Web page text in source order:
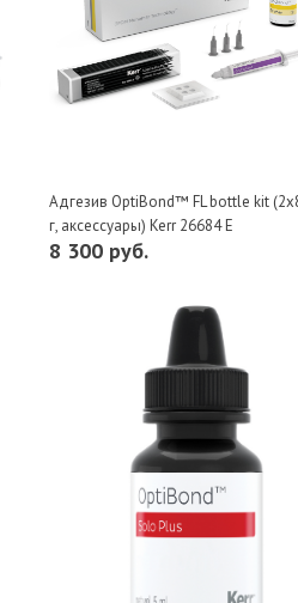
Адгезив OptiBond™ FL bottle kit
г, аксессуары) Kerr 26684 E
8 300 руб.